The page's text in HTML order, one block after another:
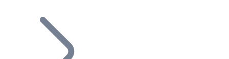
Ajoutez le token de votre projet à notre service